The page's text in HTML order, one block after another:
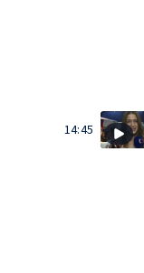
14:45